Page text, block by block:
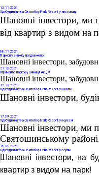
12.11.2021
Хід будівництва Святобор Park Resort у листопаді
Шановні інвестори, ми
від квартир з видом на
08.11.2021
Паркову знижку продовжено!
Шановні інвестори,
21 .10.2021
Отримайте паркову знижку! Акція!
Шановні інвестори,
12.10.2021
Хід будівництва Святобор Park Resort у жовтні
Шановні інвестори,
17.09.2021
Хід будівництва Святобор Park Resort у вересні
Шановні інвестори, ми
Святошинському
16.08.2021
Хід будівництва Святобор Park Resort у серпні
Шановні інвестори, на
квартир з видом на парк!